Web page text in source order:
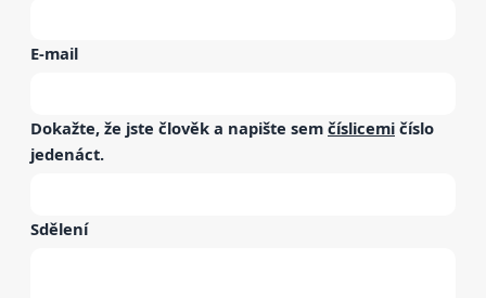
E-mail
Dokažte, že jste člověk a napište sem číslicemi číslo
jedenáct.
Sdělení